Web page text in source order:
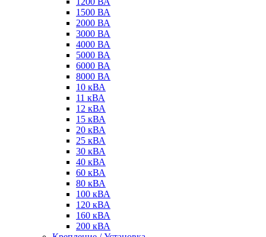
1500 ВА
2000 ВА
3000 ВА
4000 ВА
5000 ВА
6000 ВА
8000 ВА
10 кВА
11 кВА
12 кВА
15 кВА
20 кВА
25 кВА
30 кВА
40 кВА
60 кВА
80 кВА
100 кВА
120 кВА
160 кВА
200 кВА